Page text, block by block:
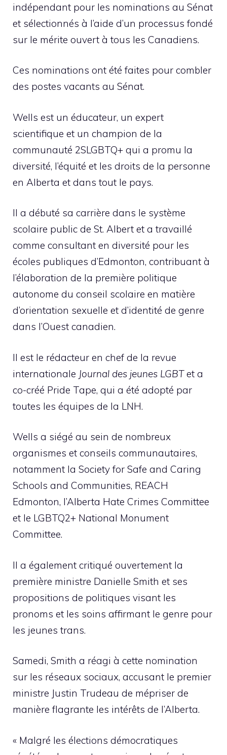
indépendant pour les nominations au Sénat
et sélectionnés à l’aide d’un processus fondé
sur le mérite ouvert à tous les Canadiens.
Ces nominations ont été faites pour combler
des postes vacants au Sénat.
Wells est un éducateur, un expert
scientifique et un champion de la
communauté 2SLGBTQ+ qui a promu la
diversité, l’équité et les droits de la personne
en Alberta et dans tout le pays.
Il a débuté sa carrière dans le système
scolaire public de St. Albert et a travaillé
comme consultant en diversité pour les
écoles publiques d’Edmonton, contribuant à
l’élaboration de la première politique
autonome du conseil scolaire en matière
d’orientation sexuelle et d’identité de genre
dans l’Ouest canadien.
Il est le rédacteur en chef de la revue
internationale Journal des jeunes LGBTet a
co-créé Pride Tape, qui a été adopté par
toutes les équipes de la LNH.
Wells a siégé au sein de nombreux
organismes et conseils communautaires,
notamment la Society for Safe and Caring
Schools and Communities, REACH
Edmonton, l’Alberta Hate Crimes Committee
et le LGBTQ2+ National Monument
Committee.
Il a également critiqué ouvertement la
première ministre Danielle Smith et ses
propositions de politiques visant les
pronoms et les soins affirmant le genre pour
les jeunes trans.
Samedi, Smith a réagi à cette nomination
sur les réseaux sociaux, accusant le premier
ministre Justin Trudeau de mépriser de
manière flagrante les intérêts de l’Alberta.
« Malgré les élections démocratiques